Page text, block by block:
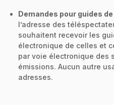
Demandes pour guides
l’adresse des
souhaitent recevoir les
électronique de celles et
par voie électronique des
émissions. Aucun autre
adresses.